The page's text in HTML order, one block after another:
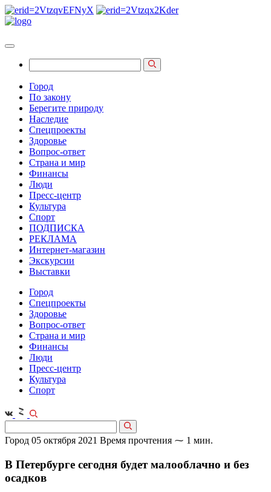
Город
По закону
Берегите природу
Наследие
Спецпроекты
Здоровье
Вопрос-ответ
Страна и мир
Финансы
Люди
Пресс-центр
Культура
Спорт
ПОДПИСКА
РЕКЛАМА
Интернет-магазин
Экскурсии
Выставки
Город
Спецпроекты
Здоровье
Вопрос-ответ
Страна и мир
Финансы
Люди
Пресс-центр
Культура
Спорт
Город 05 октября 2021 Время прочтения ⁓ 1 мин.
В Петербурге сегодня будет малооблачно и без
осадков